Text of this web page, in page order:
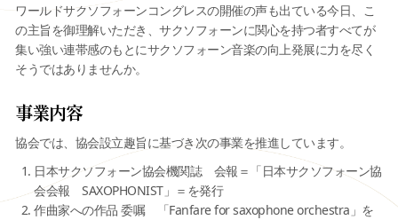
ワールドサクソフォーンコングレスの開催の声も出ている今日、こ
の主旨を御理解いただき、サクソフォーンに関心を持つ者すべてが
集い強い連帯感のもとにサクソフォーン音楽の向上発展に力を尽く
そうではありませんか。
事業内容
協会では、協会設立趣旨に基づき次の事業を推進しています。
日本サクソフォーン協会機関誌 会報＝「日本サクソフォーン協
会会報 SAXOPHONIST」＝を発行
作曲家への作品 委嘱 「Fanfare for saxophone orchestra」を